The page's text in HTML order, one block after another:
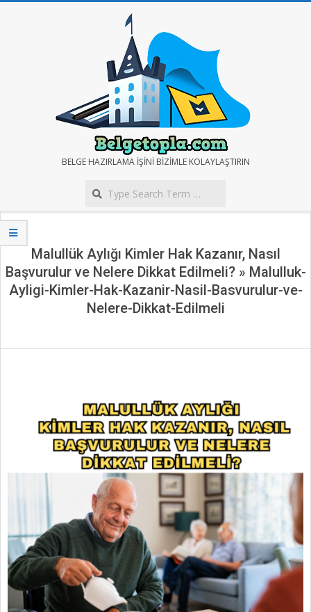
BELGE
TOPLA
BELGE HAZIRLAMA IŞINI BIZIMLE KOLAYLAŞTIRIN
Secondary
Navigation
Malullük Aylığı Kimler Hak Kazanır, Nasıl
Başvurulur ve Nelere Dikkat Edilmeli? » Malulluk-
Ayligi-Kimler-Hak-Kazanir-Nasil-Basvurulur-ve-
Nelere-Dikkat-Edilmeli